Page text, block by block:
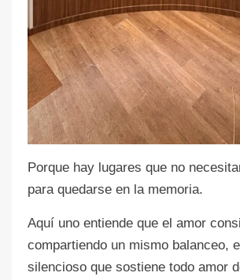
Porque hay lugares que no
para quedarse en la memoria.
Aquí uno entiende que el amor
compartiendo un mismo balanceo,
silencioso que sostiene todo amor